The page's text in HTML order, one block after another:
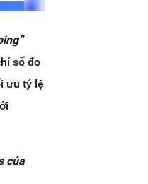
số đo
ưu tỷ lệ
của